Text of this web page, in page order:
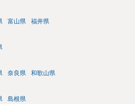
富山県 福井県
奈良県 和歌山県
島根県